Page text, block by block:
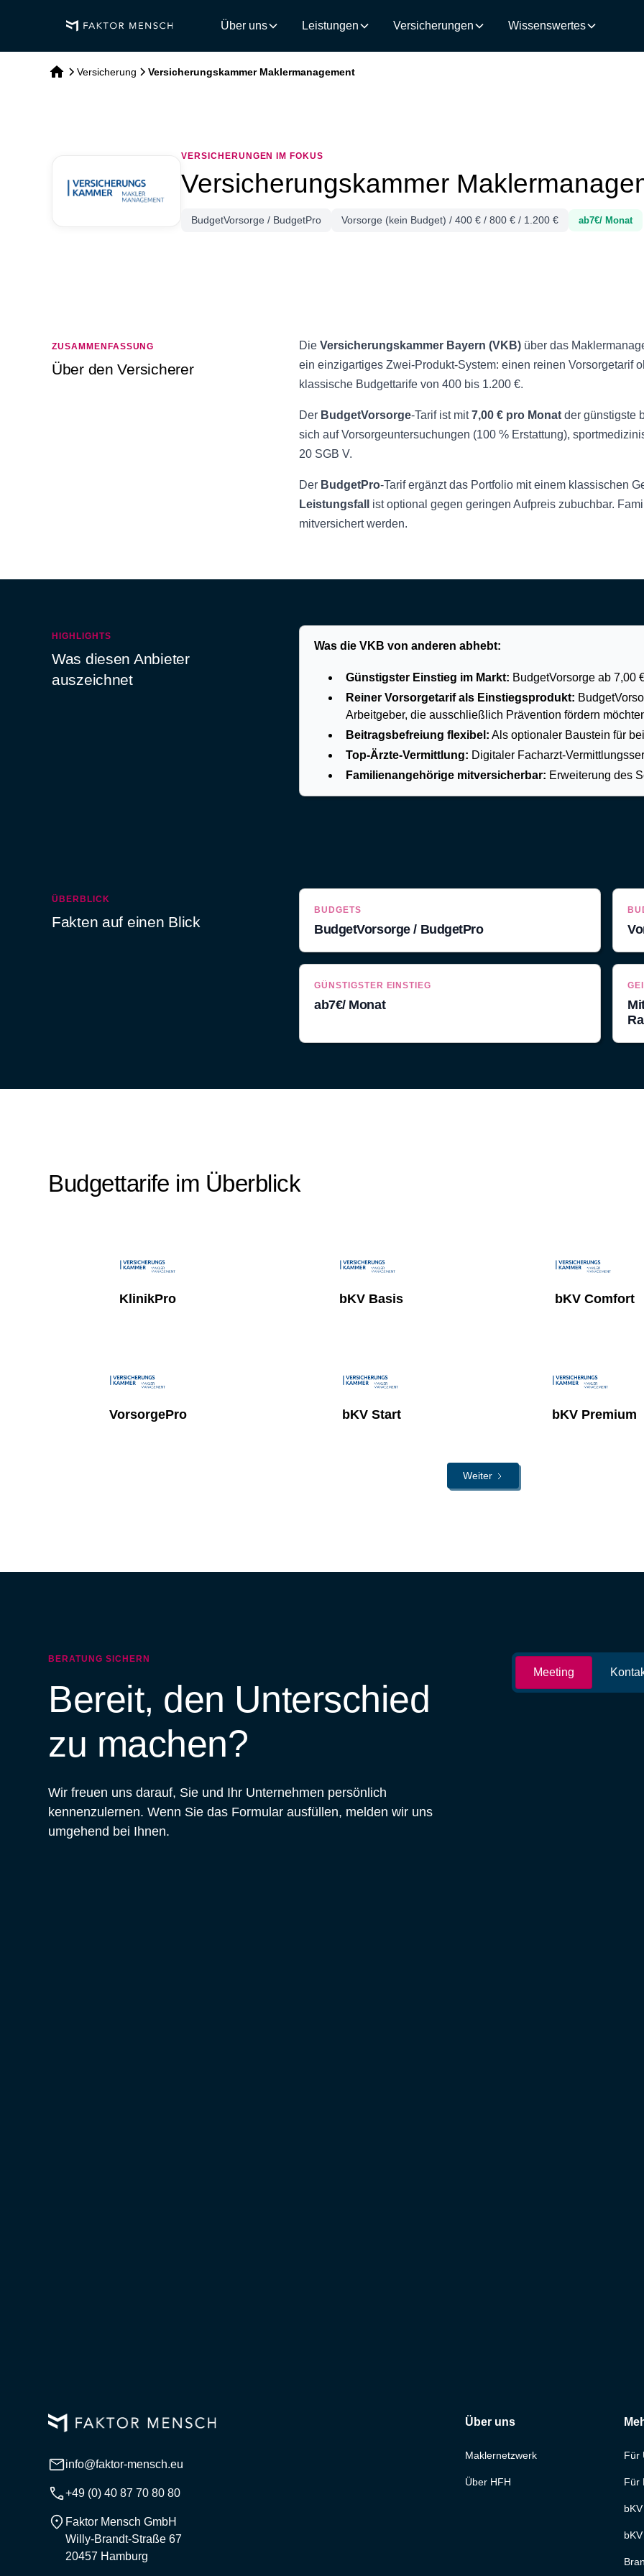
Über uns Leistungen Versicherungen Wissenswertes
Versicherung Versicherungskammer Maklermanagement
VERSICHERUNGEN IM FOKUS
Versicherungskammer
BudgetVorsorge / BudgetPro Vorsorge (kein Budget) / 400 € / 800 € / 1.200 € ab7€/ Monat
ZUSAMMENFASSUNG
Über den Versicherer
Die Versicherungskammer Bayern (VKB) über das
ein einzigartiges Zwei-Produkt-System: einen reinen Vorsorgetarif
klassische Budgettarife von 400 bis 1.200 €.
Der BudgetVorsorge-Tarif ist mit7,00 € pro Monat der günstigste
sich auf Vorsorgeuntersuchungen (100 % Erstattung),
20 SGB V.
Der BudgetPro-Tarif ergänzt das Portfolio mit einem klassischen
Leistungsfall
ist optional gegen geringen Aufpreis zubuchbar.
mitversichert werden.
HIGHLIGHTS
Was diesen Anbieter
auszeichnet
Was die VKB von anderen abhebt:
Günstigster Einstieg im Markt: BudgetVorsorge ab 7,00
Reiner Vorsorgetarif als Einstiegsprodukt:
Arbeitgeber, die ausschließlich Prävention fördern
Beitragsbefreiung flexibel: Als optionaler Baustein für
Top-Ärzte-Vermittlung: Digitaler Facharzt-
Familienangehörige mitversicherbar: Erweiterung des
ÜBERBLICK
Fakten auf einen Blick
BUDGETS
BudgetVorsorge / BudgetPro
GÜNSTIGSTER EINSTIEG
ab7€/ Monat
Budgettarife im Überblick
KlinikPro bKV Basis bKV Comfort
VorsorgePro bKV Start bKV Premium
Weiter
BERATUNG SICHERN
Bereit, den Unterschied
zu machen?
Wir freuen uns darauf, Sie und Ihr Unternehmen persönlich
kennenzulernen. Wenn Sie das Formular ausfüllen, melden wir uns
umgehend bei Ihnen.
Meeting
info@faktor-mensch.eu
+49 (0) 40 87 70 80 80
Faktor Mensch GmbH
Willy-Brandt-Straße 67
20457 Hamburg
Über uns
Maklernetzwerk
Über HFH
Für
Für